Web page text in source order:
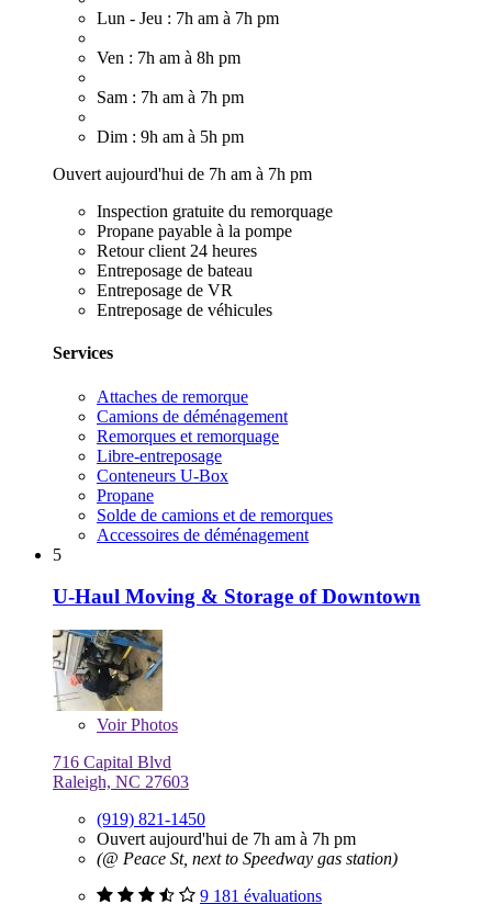
Lun - Jeu : 7h am à 7h pm
Ven : 7h am à 8h pm
Sam : 7h am à 7h pm
Dim : 9h am à 5h pm
Ouvert aujourd'hui de 7h am à 7h pm
Inspection gratuite du remorquage
Propane payable à la pompe
Retour client 24 heures
Entreposage de bateau
Entreposage de VR
Entreposage de véhicules
Services
Attaches de remorque
Camions de déménagement
Remorques et remorquage
Libre-entreposage
Conteneurs U-Box
Propane
Solde de camions et de remorques
Accessoires de déménagement
5
U-Haul Moving & Storage of Downtown
VoirPhotos
716 Capital Blvd
Raleigh, NC 27603
(919) 821-1450
Ouvert aujourd'hui de 7h am à 7h pm
(@ Peace St, next to Speedway gas station)
9 181 évaluations